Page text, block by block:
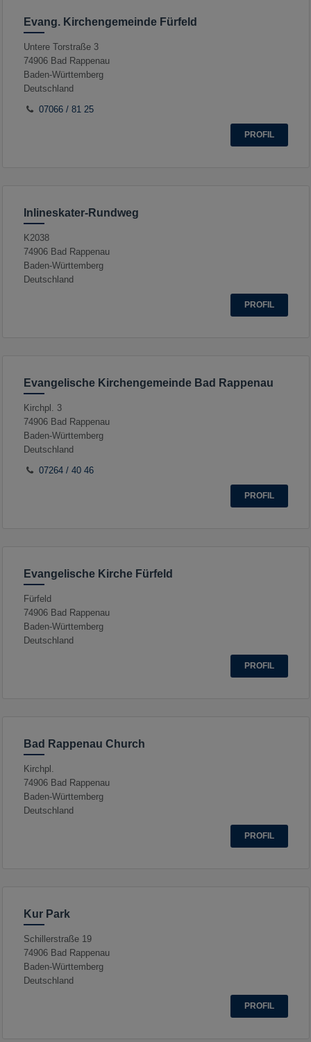
Evang. Kirchengemeinde Fürfeld
Untere Torstraße 3
74906 Bad Rappenau
Baden-Württemberg
Deutschland
07066 / 81 25
PROFIL
Inlineskater-Rundweg
K2038
74906 Bad Rappenau
Baden-Württemberg
Deutschland
PROFIL
Evangelische Kirchengemeinde Bad Rappenau
Kirchpl. 3
74906 Bad Rappenau
Baden-Württemberg
Deutschland
07264 / 40 46
PROFIL
Evangelische Kirche Fürfeld
Fürfeld
74906 Bad Rappenau
Baden-Württemberg
Deutschland
PROFIL
Bad Rappenau Church
Kirchpl.
74906 Bad Rappenau
Baden-Württemberg
Deutschland
PROFIL
Kur Park
Schillerstraße 19
74906 Bad Rappenau
Baden-Württemberg
Deutschland
PROFIL